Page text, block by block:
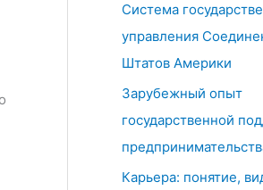
Система
управления
Штатов Америки
Зарубежный опыт
государственной
Карьера: понятие,